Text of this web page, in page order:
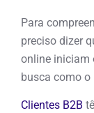
Para
preciso dizer
online iniciam
busca como o
Clientes B2B